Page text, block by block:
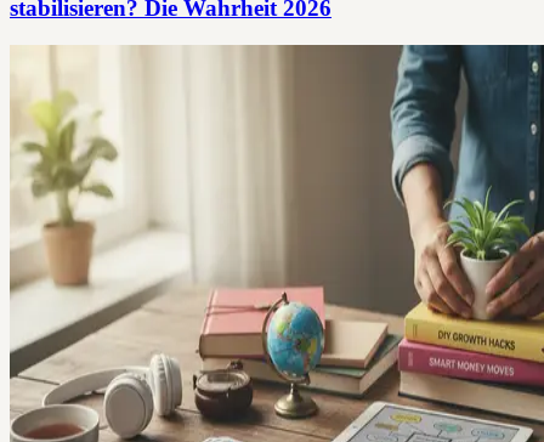
stabilisieren? Die Wahrheit 2026